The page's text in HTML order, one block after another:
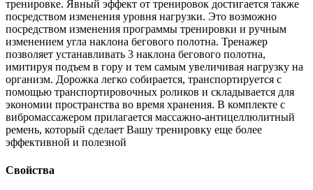
тренировке. Явный эффект от тренировок достигается также
посредством изменения уровня нагрузки. Это возможно
посредством изменения программы тренировки и ручным
изменением угла наклона бегового полотна. Тренажер
позволяет устанавливать 3 наклона бегового полотна,
имитируя подъем в гору и тем самым увеличивая нагрузку на
организм. Дорожка легко собирается, транспортируется с
помощью транспортировочных роликов и складывается для
экономии пространства во время хранения. В комплекте с
вибромассажером прилагается массажно-антицеллюлитный
ремень, который сделает Вашу тренировку еще более
эффективной и полезной
Свойства